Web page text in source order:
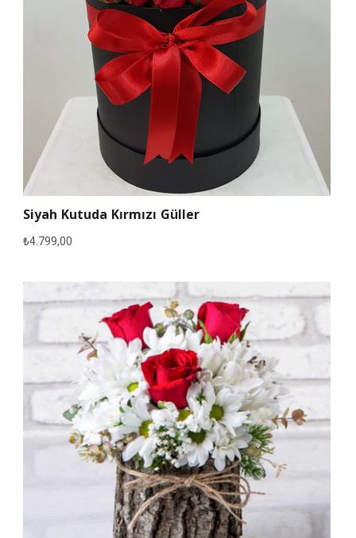
Siyah Kutuda Kırmızı Güller
₺4.799,00